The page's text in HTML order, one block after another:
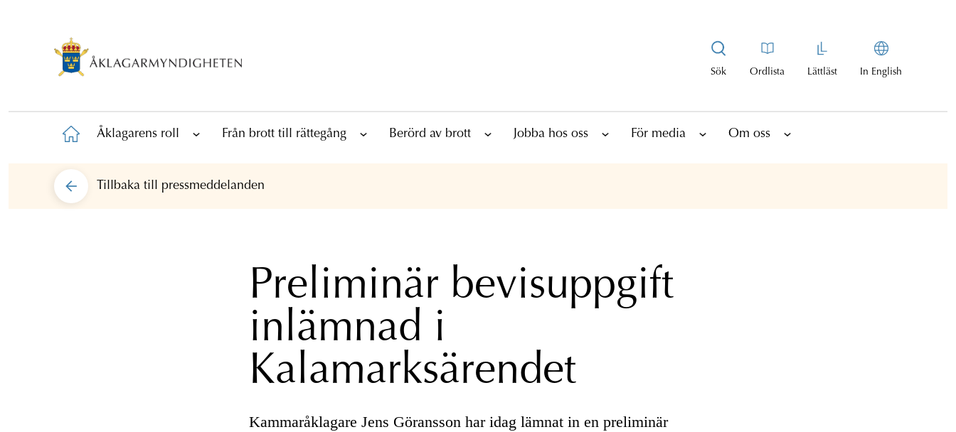
Sök Ordlista Lättläst In English
Åklagarens roll Från brott till rättegång Berörd av brott Jobba hos oss För media Om oss
Tillbaka till pressmeddelanden
Preliminär bevisuppgift
inlämnad i
Kalamarksärendet
Kammaråklagare Jens Göransson har idag lämnat in en preliminär